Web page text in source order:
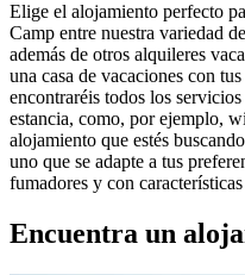
Elige el alojamiento perfecto
Camp entre nuestra variedad
además de otros alquileres
una casa de vacaciones con
encontraréis todos los
estancia, como, por ejemplo,
alojamiento que estés
uno que se adapte a tus
fumadores y con
Encuentra un